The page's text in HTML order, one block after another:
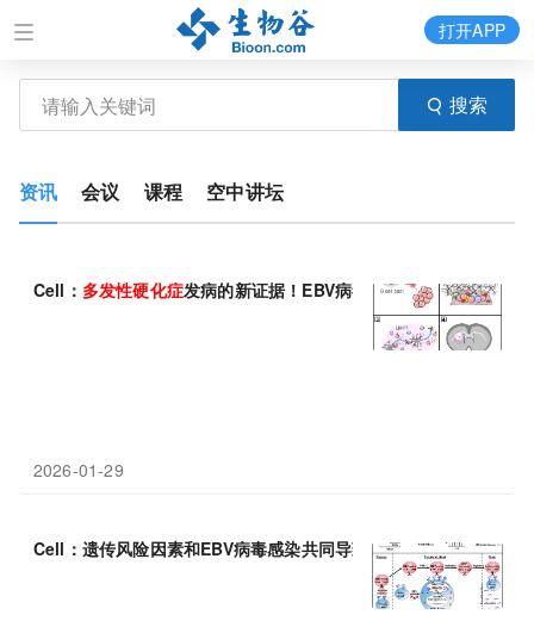
搜索
打开APP
资讯 会议 课程 空中讲坛
Cell： 多发性硬化症发病的新证据！EBV病毒释放免疫刹车
2026-01-29
Cell：遗传风险因素和EBV病毒感染共同导致 多发性硬化症